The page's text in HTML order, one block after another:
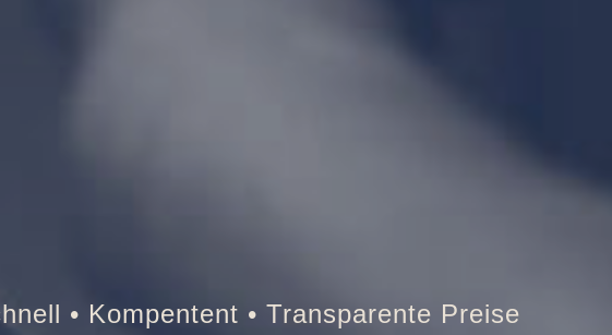
Tresor • Auto • Briefkasten • Brandschutztür